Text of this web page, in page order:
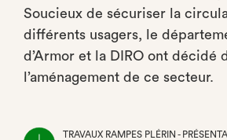
Soucieux de sécuriser la
différents usagers, le
d’Armor et la DIRO ont décidé
l’aménagement de ce secteur.
TRAVAUX RAMPES PLÉRIN -